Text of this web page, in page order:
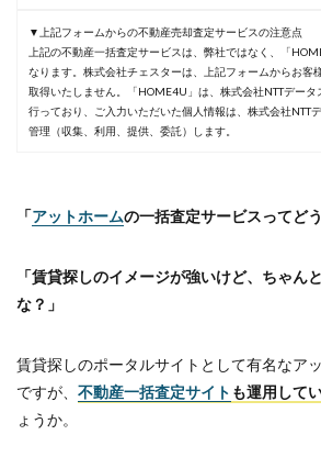
▼上記フォームからの不動産売却査定サービスの注意点
上記の不動産一括査定サービスは、弊社ではなく、「
なります。株式会社チェスターは、上記フォームからお客
取得いたしません。「HOME4U」は、株式会社NTTデータ
行っており、ご入力いただいた個人情報は、株式会社NTT
管理（収集、利用、提供、委託）します。
「アットホームの一括査定サービスってど
「賃貸探しのイメージが強いけど、ちゃん
な？」
賃貸探しのポータルサイトとして有名なア
ですが、 不動産一括査定サイト も運用して
ょうか。